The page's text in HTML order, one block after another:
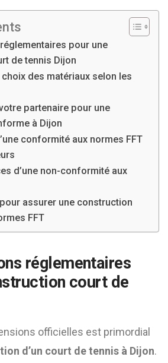
pour une
de tennis Dijon
choix des matériaux selon les
partenaire pour une
à Dijon
conformité aux normes FFT
d’une non-conformité aux
assurer une construction
FFT
réglementaires
court de
officielles est primordial
d’un court de tennis à Dijon.